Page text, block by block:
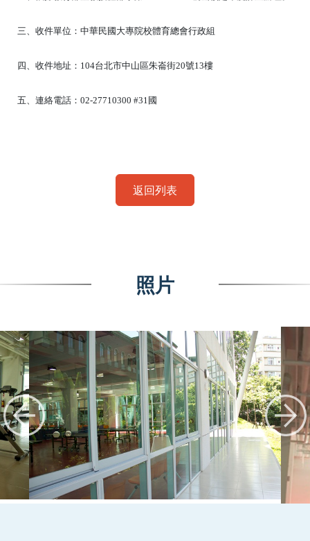
三、收件單位：中華民國大專院校體育總會行政組
四、收件地址：104台北市中山區朱崙街20號13樓
五、連絡電話：02-27710300 #31國
返回列表
照片